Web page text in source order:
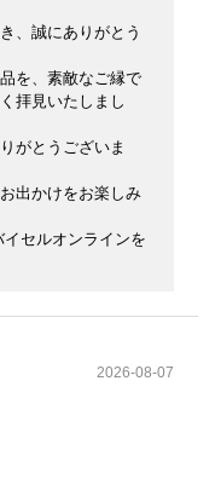
、誠にありがとう
を、素敵なご縁で
拝見いたしまし
がとうございま
出かけをお楽しみ
セルオンラインを
2026-08-07